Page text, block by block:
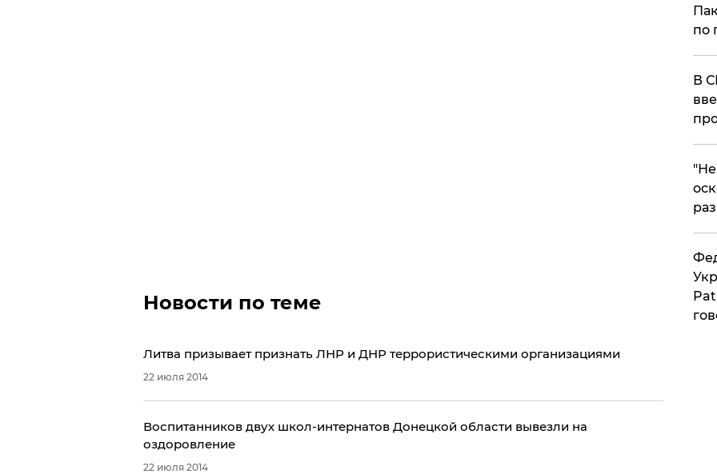
Новости по теме
Литва призывает признать ЛНР и ДНР террористическими организациями
22 июля 2014
Воспитанников двух школ-интернатов Донецкой области вывезли на
оздоровление
22 июля 2014
по
В